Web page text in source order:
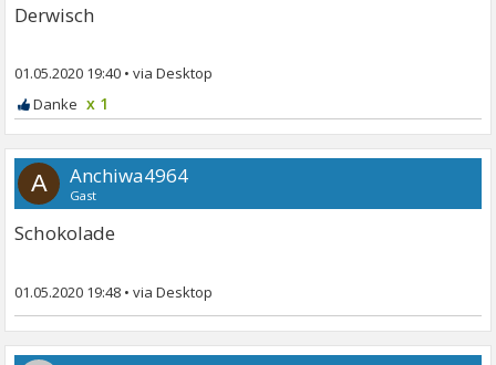
Derwisch
01.05.2020 19:40 •
x 1
A Anchiwa4964
Gast
Schokolade
01.05.2020 19:48 •